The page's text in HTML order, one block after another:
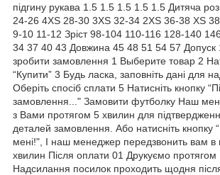
підгину рукава 1.5 1.5 1.5 1.5 1.5 Дитяча
24-26 4XS 28-30 3XS 32-34 2XS 36-38 XS
9-10 11-12 Зріст 98-104 110-116 128-140
34 37 40 43 Довжина 45 48 51 54 57 Допуск
зробити замовлення 1 Выберите товар 2
“Купити” 3 Будь ласка, заповніть дані для
Оберіть спосіб сплати 5 Натисніть кнопку
замовлення..." Замовити футболку Наш
з Вами протягом 5 хвилин для
деталей замовлення. Або натисніть кнопку
мені!", І наш менеджер передзвонить вам в
хвилин Після оплати 01 Друкуємо протягом
Надсилання посилок проходить щодня